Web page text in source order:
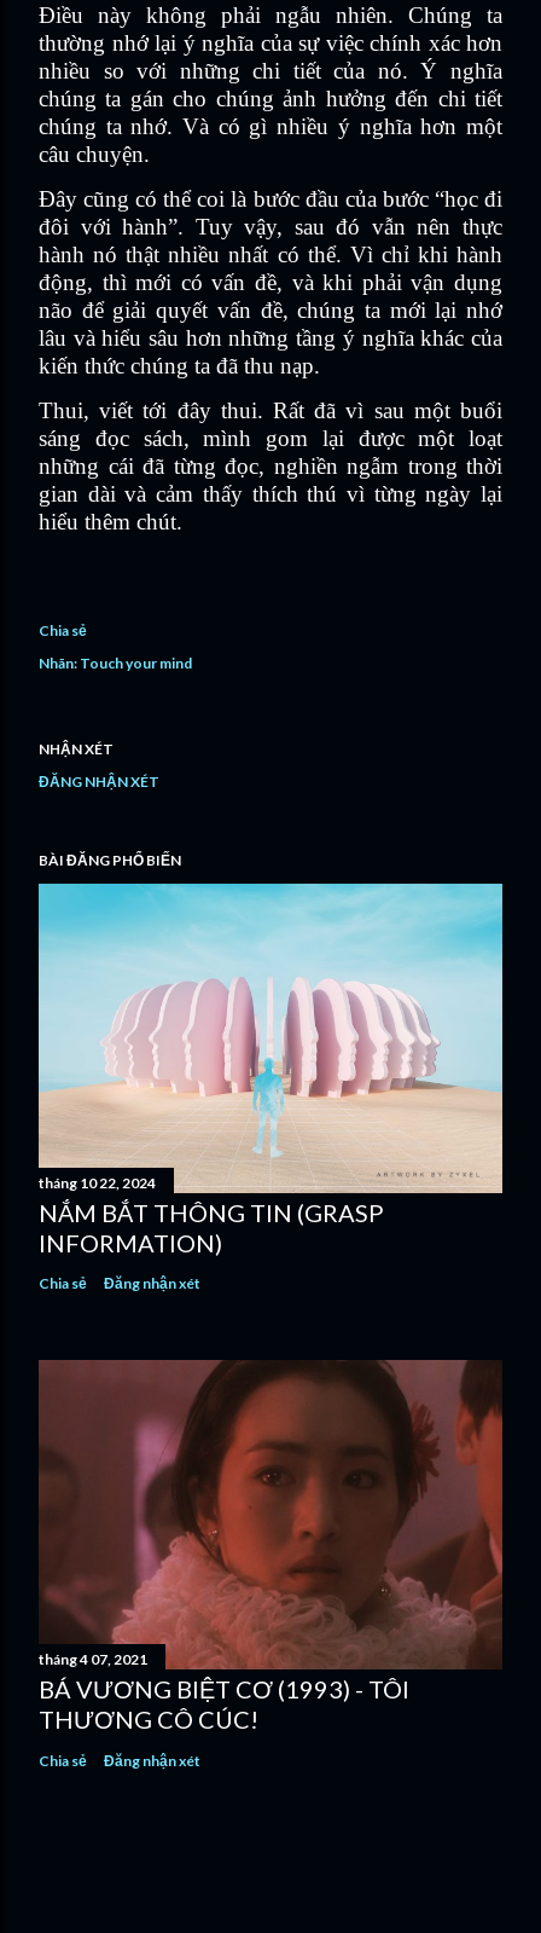
Điều này không phải ngẫu nhiên. Chúng ta
thường nhớ lại ý nghĩa của sự việc chính xác hơn
nhiều so với những chi tiết của nó. Ý nghĩa
chúng ta gán cho chúng ảnh hưởng đến chi tiết
chúng ta nhớ. Và có gì nhiều ý nghĩa hơn một
câu chuyện.
Đây cũng có thể coi là bước đầu của bước “học đi
đôi với hành”. Tuy vậy, sau đó vẫn nên thực
hành nó thật nhiều nhất có thể. Vì chỉ khi hành
động, thì mới có vấn đề, và khi phải vận dụng
não để giải quyết vấn đề, chúng ta mới lại nhớ
lâu và hiểu sâu hơn những tầng ý nghĩa khác của
kiến thức chúng ta đã thu nạp.
Thui, viết tới đây thui. Rất đã vì sau một buổi
sáng đọc sách, mình gom lại được một loạt
những cái đã từng đọc, nghiền ngẫm trong thời
gian dài và cảm thấy thích thú vì từng ngày lại
hiểu thêm chút.
Chia sẻ
Nhãn: Touch your mind
NHẬN XÉT
ĐĂNG NHẬN XÉT
BÀI ĐĂNG PHỔ BIẾN
tháng 10 22, 2024
NẮM BẮT THÔNG TIN (GRASP
INFORMATION)
Chia sẻ Đăng nhận xét
tháng 4 07, 2021
BÁ VƯƠNG BIỆT CƠ (1993) - TÔI
THƯƠNG CÔ CÚC!
Chia sẻ Đăng nhận xét